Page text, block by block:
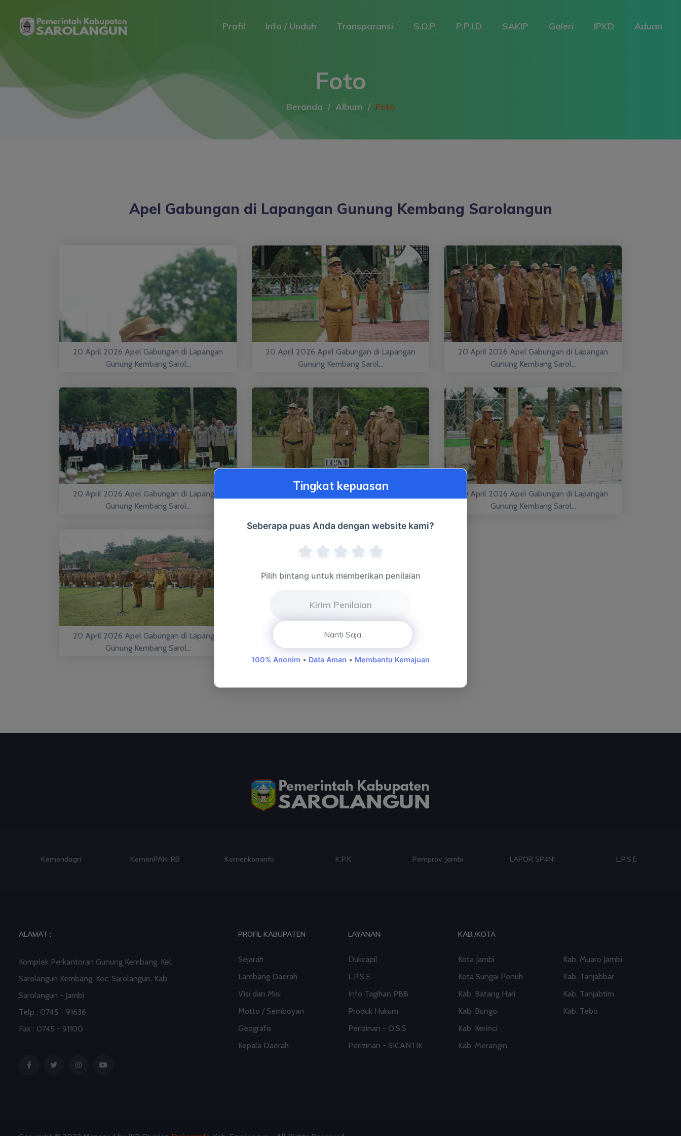
Profil Info / Unduh Transparansi S.O.P P.P.I.D SAKIP Galeri IPKD Aduan
Foto
Beranda Album Foto
Apel Gabungan di Lapangan Gunung Kembang Sarolangun
20 April 2026 Apel Gabungan di Lapangan
Gunung Kembang Sarol...
20 April 2026 Apel Gabungan di Lapangan
Gunung Kembang Sarol...
20 April 2026 Apel Gabungan di Lapangan
Gunung Kembang Sarol...
20 April 2026 Apel Gabungan di Lapangan
Gunung Kembang Sarol...
20 April 2026 Apel Gabungan di Lapangan
20 April 2026 Apel Gabungan di Lapangan
Gunung Kembang Sarol...
20 April 2026 Apel Gabungan di Lapangan
Gunung Kembang Sarol...
Kemendagri KemenPAN-RB Kemenkominfo K.P.K Pemprov Jambi LAPOR SP4N! L.P.S.E
ALAMAT :
Komplek Perkantoran Gunung Kembang, Kel.
Sarolangun Kembang, Kec. Sarolangun, Kab.
Sarolangun - Jambi
Telp : 0745 - 91636
Fax : 0745 - 91100
PROFIL KABUPATEN
Sejarah
Lambang Daerah
Visi dan Misi
Motto / Semboyan
Geografis
Kepala Daerah
LAYANAN
Dukcapil
L.P.S.E
Info Tagihan PBB
Produk Hukum
Perizinan - O.S.S
Perizinan - SICANTIK
KAB./KOTA
Kota Jambi
Kota Sungai Penuh
Kab. Batang Hari
Kab. Bungo
Kab. Kerinci
Kab. Merangin
Kab. Muaro Jambi
Kab. Tanjabbar
Kab. Tanjabtim
Kab. Tebo
Tingkat kepuasan
Seberapa puas Anda dengan website kami?
Pilih bintang untuk memberikan penilaian
Kirim Penilaian
Nanti Saja
100% Anonim • Data Aman • Membantu Kemajuan